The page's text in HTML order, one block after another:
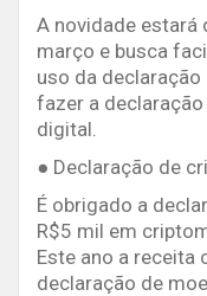
A novidade estará
março e busca
uso da
fazer a
digital.
● Declaração de
É obrigado a
R$5 mil em
Este ano a receita
declaração de